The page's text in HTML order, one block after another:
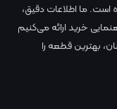
ما اطلاعات دقیق،
خرید ارائه می‌کنیم
بهترین قطعه را